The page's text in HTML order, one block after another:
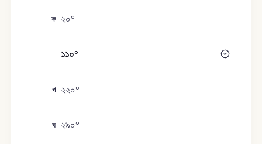
ক ২০°
১১০°
গ ২২০°
ঘ ২৯০°